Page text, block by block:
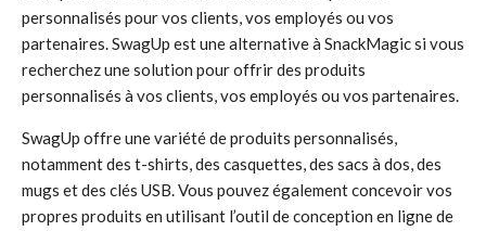
personnalisés pour vos clients, vos employés ou vos
partenaires. SwagUp est une alternative à SnackMagic si vous
recherchez une solution pour offrir des produits
personnalisés à vos clients, vos employés ou vos partenaires.
SwagUp offre une variété de produits personnalisés,
notamment des t-shirts, des casquettes, des sacs à dos, des
mugs et des clés USB. Vous pouvez également concevoir vos
propres produits en utilisant l’outil de conception en ligne de